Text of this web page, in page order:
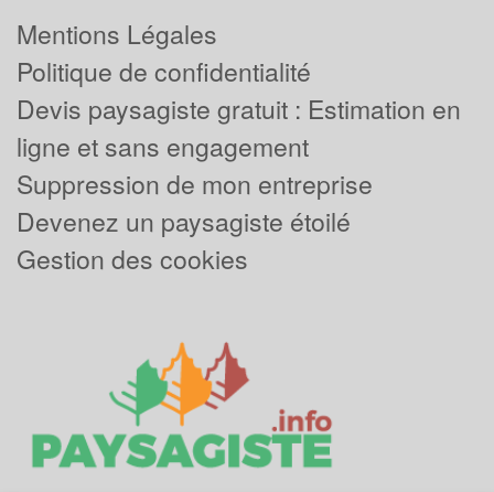
Mentions Légales
Politique de confidentialité
Devis paysagiste gratuit : Estimation en
ligne et sans engagement
Suppression de mon entreprise
Devenez un paysagiste étoilé
Gestion des cookies